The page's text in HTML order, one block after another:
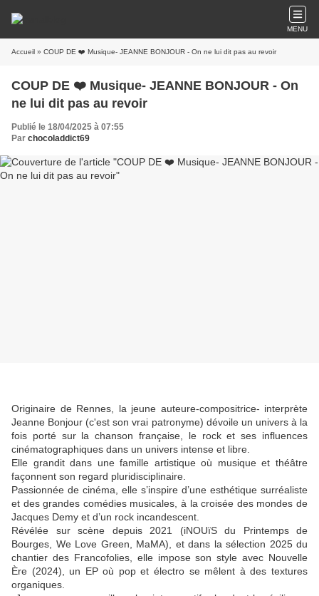
MENU
Accueil » COUP DE ❤️ Musique- JEANNE BONJOUR - On ne lui dit pas au revoir
COUP DE ❤️ Musique- JEANNE BONJOUR - On
ne lui dit pas au revoir
Publié le 18/04/2025 à 07:55
Par chocoladdict69
Originaire de Rennes, la jeune auteure-compositrice- interprète
Jeanne Bonjour (c'est son vrai patronyme) dévoile un univers à la
fois porté sur la chanson française, le rock et ses influences
cinématographiques dans un univers intense et libre.
Elle grandit dans une famille artistique où musique et théâtre
façonnent son regard pluridisciplinaire.
Passionnée de cinéma, elle s’inspire d’une esthétique surréaliste
et des grandes comédies musicales, à la croisée des mondes de
Jacques Demy et d’un rock incandescent.
Révélée sur scène depuis 2021 (iNOUïS du Printemps de
Bourges, We Love Green, MaMA), et dans la sélection 2025 du
chantier des Francofolies, elle impose son style avec Nouvelle
Ère (2024), un EP où pop et électro se mêlent à des textures
organiques.